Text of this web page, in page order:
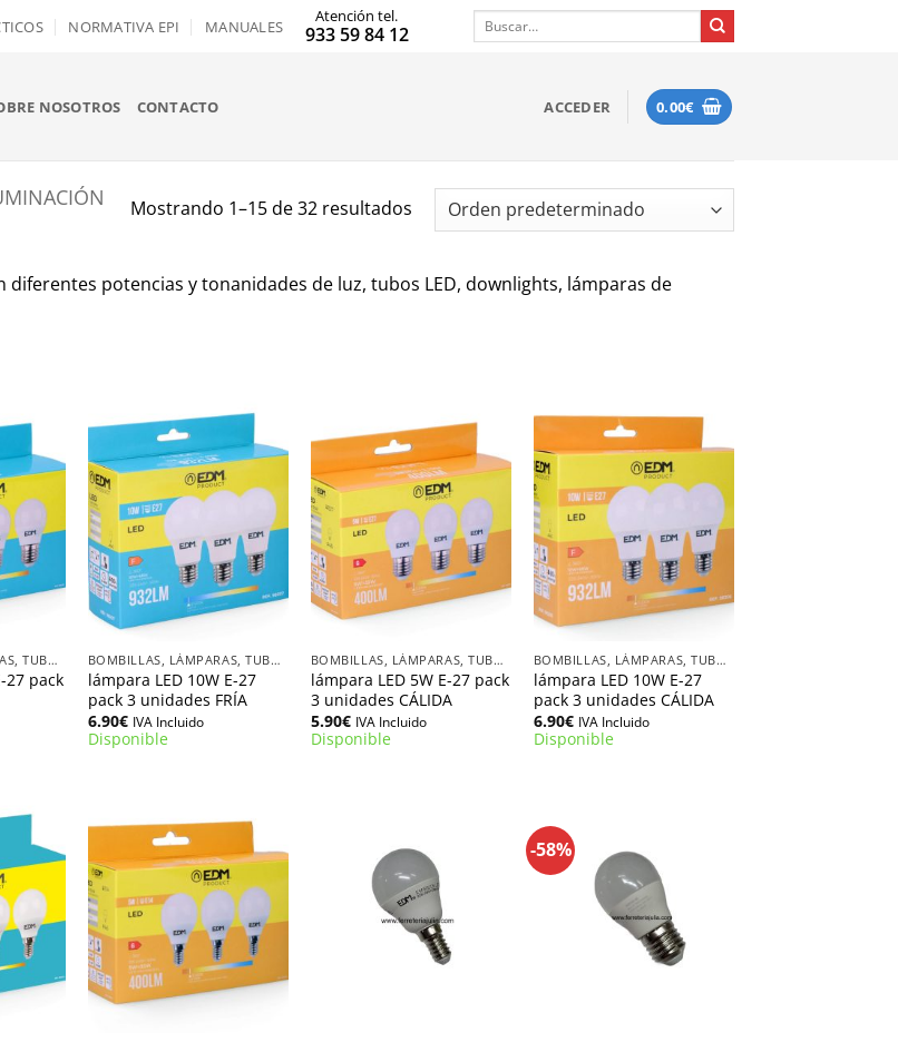
NORMATIVA EPI MANUALES
Atención tel.
933 59 84 12
Buscar
NOSOTROS CONTACTO ACCEDER 0.00€
Mostrando 1–15 de 32 resultados
diferentes potencias y tonanidades de luz, tubos LED, downlights, lámparas de
BOMBILLAS, LÁMPARAS, TUBOS LED
27 pack
+
BOMBILLAS, LÁMPARAS, TUBOS LED
lámpara LED 10W E-27
pack 3 unidades FRÍA
6.90€ IVA Incluido
Disponible
+
BOMBILLAS, LÁMPARAS, TUBOS LED
lámpara LED 5W E-27 pack
3 unidades CÁLIDA
5.90€ IVA Incluido
Disponible
BOMBILLAS, LÁMPARAS, TUBOS LED
lámpara LED 10W E-27
pack 3 unidades CÁLIDA
6.90€ IVA Incluido
Disponible
-58%